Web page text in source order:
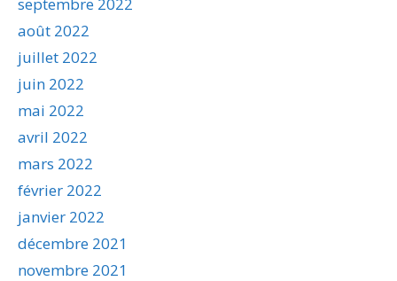
août 2022
juillet 2022
juin 2022
mai 2022
avril 2022
mars 2022
février 2022
janvier 2022
décembre 2021
novembre 2021